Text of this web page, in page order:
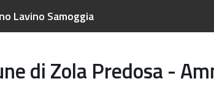
Lavino Samoggia
di Zola Predosa -